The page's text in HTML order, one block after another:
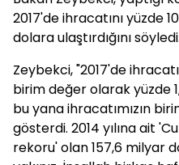
2017'de ihracatını yüzde
dolara ulaştırdığını söyledi.
Zeybekci, "2017'de
birim değer olarak yüzde
bu yana ihracatımızın
gösterdi. 2014 yılına ait
rekoru' olan 157,6 milyar